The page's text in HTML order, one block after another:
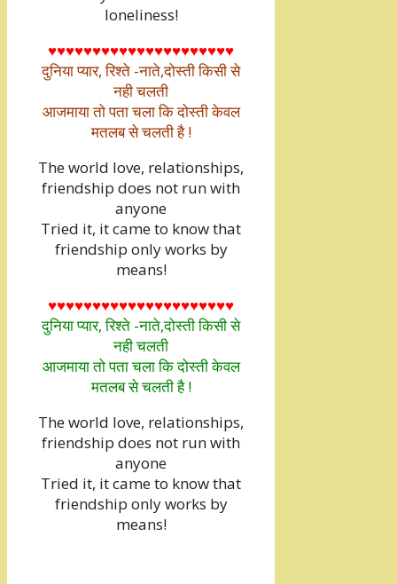
loneliness!
♥♥♥♥♥♥♥♥♥♥♥♥♥♥♥♥♥♥♥♥♥
दुनिया प्यार, रिश्ते -नाते,दोस्ती किसी से
नही चलती
आजमाया तो पता चला कि दोस्ती केवल
मतलब से चलती है !
The world love, relationships,
friendship does not run with
anyone
Tried it, it came to know that
friendship only works by
means!
♥♥♥♥♥♥♥♥♥♥♥♥♥♥♥♥♥♥♥♥♥
दुनिया प्यार, रिश्ते -नाते,दोस्ती किसी से
नही चलती
आजमाया तो पता चला कि दोस्ती केवल
मतलब से चलती है !
The world love, relationships,
friendship does not run with
anyone
Tried it, it came to know that
friendship only works by
means!